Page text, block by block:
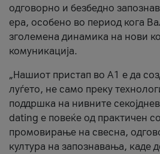
одговорно и безбедно
ера, особено во период кога
зголемена динамика на нови
комуникација.
„Нашиот пристап во А1 е да
луѓето, не само преку
поддршка на нивните
dating е повеќе од практичен
промовирање на свесна,
култура на запознавања, каде